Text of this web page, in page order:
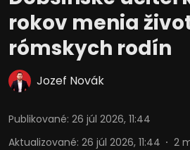
rokov menia
rómskych rodín
Jozef Novák
Publikované: 26 júl 2026, 11:44
Aktualizované: 26 júl 2026, 11:44 2
Vaše údaje používame na nasledujúce
Účely spracovania IAB:
Uchovávanie alebo prístup k
informáciám na zariadení
Použiť obmedzené údaje na
Vytvoriť profily pre
reklamu